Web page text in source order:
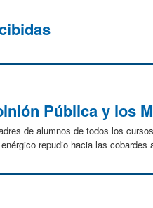
Pública y los
de alumnos de todos los
repudio hacia las cobardes